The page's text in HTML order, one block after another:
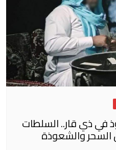
في ذي قار.. السلطات
السحر والشعوذة